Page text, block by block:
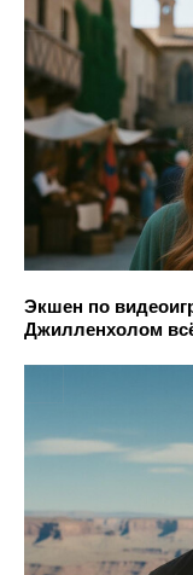
Экшен по
Джилленхолом